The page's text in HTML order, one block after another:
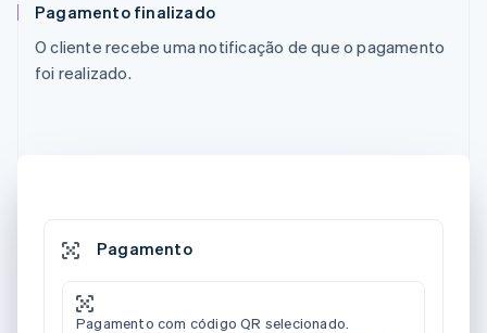
Pagamento finalizado
O cliente recebe uma notificação de que o pagamento
foi realizado.
Pagamento
Pagamento com código QR selecionado.